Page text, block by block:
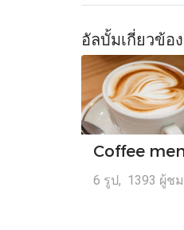
อัลบั้มเกี่ยวข้อง
Coffee
6 รูป, 1393 ผู้ชม